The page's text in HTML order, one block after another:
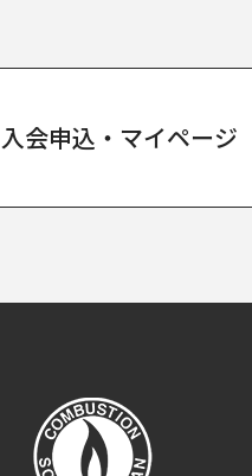
入会申込・ マイページ